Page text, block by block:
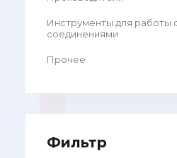
Инструменты для работы
соединениями
Прочее
Фильтр